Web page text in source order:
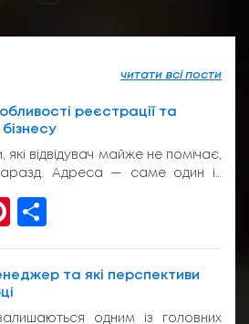
читати всі пости
реєстрації та
відвідувач майже не помічає,
Адреса — саме один із
з клієнтом, на вивісці біля входу
І якщо вона виглядає
переходить далі. Без зайвих
Pinterest
та які перспективи
одним із головних